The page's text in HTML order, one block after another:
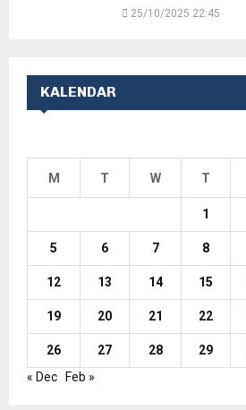
25/10/2025 22:45
KALENDAR
M T W T
1
5 6 7 8
12 13 14 15
19 20 21 22
26 27 28 29
« Dec
Feb »